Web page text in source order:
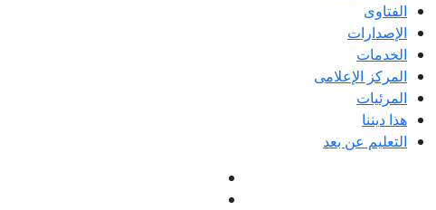
الفتاوى
الإصدارات
الخدمات
المركز الإعلامى
المرئيات
هذا ديننا
التعليم عن بعد